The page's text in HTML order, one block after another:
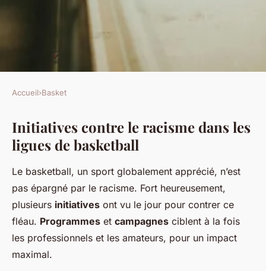
Lutte contre le racisme dans
les ligues de basketball
Logan•27 avril 2025•5 min de lecture
Accueil›Basket
Initiatives contre le racisme dans les
ligues de basketball
Le basketball, un sport globalement apprécié, n’est
pas épargné par le racisme. Fort heureusement,
plusieurs initiatives ont vu le jour pour contrer ce
fléau. Programmes et campagnes ciblent à la fois
les professionnels et les amateurs, pour un impact
maximal.